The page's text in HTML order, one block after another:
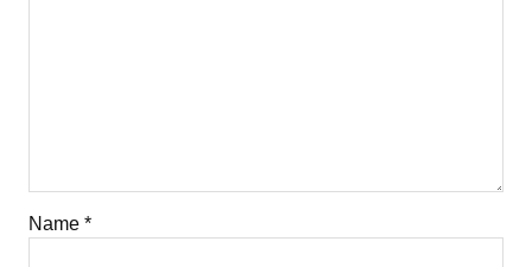
Name *